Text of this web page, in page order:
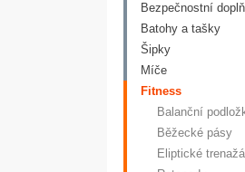
Bezpečnostní
Batohy a tašky
Šipky
Míče
Fitness
Balanční
Běžecké pásy
Eliptické